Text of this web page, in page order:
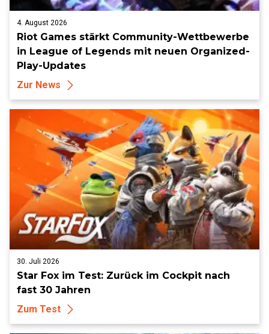
4. August 2026
Riot Games stärkt Community-Wettbewerbe
in League of Legends mit neuen Organized-
Play-Updates
Zur News
30. Juli 2026
Star Fox im Test: Zurück im Cockpit nach
fast 30 Jahren
Zum Test